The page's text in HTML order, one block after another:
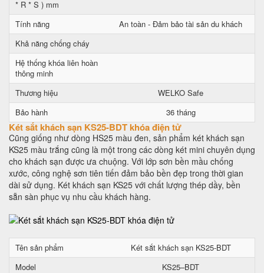
* R * S ) mm
Tính năng
An toàn - Đảm bảo tài sản du khách
Khả năng chống cháy
Hệ thống khóa liên hoàn
thông minh
Thương hiệu
WELKO Safe
Bảo hành
36 tháng
Két sắt khách sạn KS25-BDT khóa điện tử
Cũng giống như dòng HS25 màu đen, sản phẩm két khách sạn
KS25 màu trắng cũng là một trong các dòng két mini chuyên dụng
cho khách sạn được ưa chuộng. Với lớp sơn bền mầu chống
xước, công nghệ sơn tiên tiến đảm bảo bền đẹp trong thời gian
dài sử dụng. Két khách sạn KS25 với chất lượng thép dầy, bền
sẵn sàn phục vụ nhu cầu khách hàng.
Tên sản phẩm
Két sắt khách sạn KS25-BDT
Model
KS25–BDT